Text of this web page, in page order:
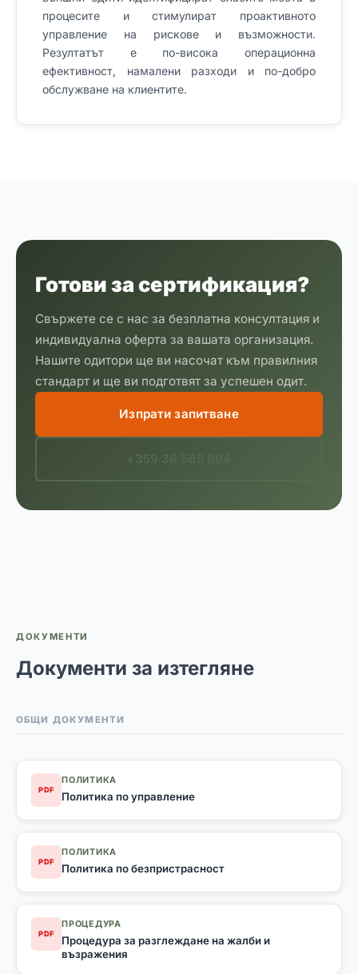
процесите и стимулират проактивното
управление на рискове и възможности.
Резултатът е по-висока операционна
ефективност, намалени разходи и по-добро
обслужване на клиентите.
Готови за сертификация?
Свържете се с нас за безплатна консултация и
индивидуална оферта за вашата организация.
Нашите одитори ще ви насочат към правилния
стандарт и ще ви подготвят за успешен одит.
Изпрати запитване
ДОКУМЕНТИ
Документи за изтегляне
ОБЩИ ДОКУМЕНТИ
PDF
ПОЛИТИКА
Политика по управление
PDF
ПОЛИТИКА
Политика по безпристрасност
PDF
ПРОЦЕДУРА
Процедура за разглеждане на жалби и
възражения